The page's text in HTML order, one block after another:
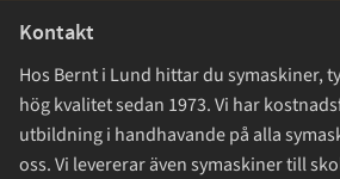
Kontakt
Hos Bernt i Lund hittar du symaskiner,
hög kvalitet sedan 1973. Vi har
utbildning i handhavande på alla
oss. Vi levererar även symaskiner till